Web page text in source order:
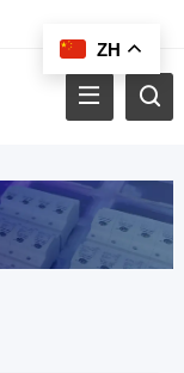
ZH